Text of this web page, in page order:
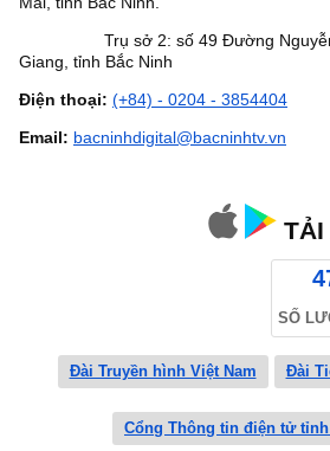
Trụ sở 2: số 49 Đường Nguyễn
Giang, tỉnh Bắc Ninh
Điện thoại: (+84) - 0204 - 3854404
Email: bacninhdigital@bacninhtv.vn
TẢI
SỐ
Đài Truyền hình Việt Nam Đài
Cổng Thông tin điện tử